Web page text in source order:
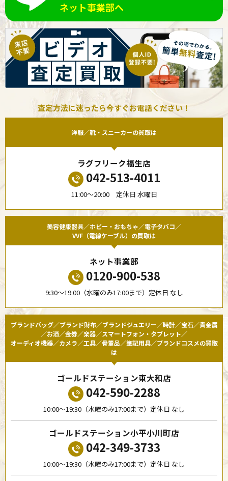
ネット事業部へ
査定方法に迷ったら今すぐお電話ください！
洋服／靴・スニーカーの買取は
ラグフリーク福生店
042-513-4011
11:00〜20:00 定休日 水曜日
美容健康器具／ホビー・おもちゃ／電子タバコ／
VVF（電線ケーブル）の買取は
ネット事業部
0120-900-538
9:30〜19:00（水曜のみ17:00まで）定休日 なし
ブランドバッグ／ブランド財布／ブランドジュエリー／時計／宝石／貴金属
／お酒／金券／楽器／スマートフォン・タブレット／
オーディオ機器／カメラ／工具／骨董品／筆記用具／ブランドコスメの買取
は
ゴールドステーション東大和店
042-590-2288
10:00〜19:30（水曜のみ17:00まで）定休日 なし
ゴールドステーション小平小川町店
042-349-3733
10:00〜19:30（水曜のみ17:00まで）定休日 なし